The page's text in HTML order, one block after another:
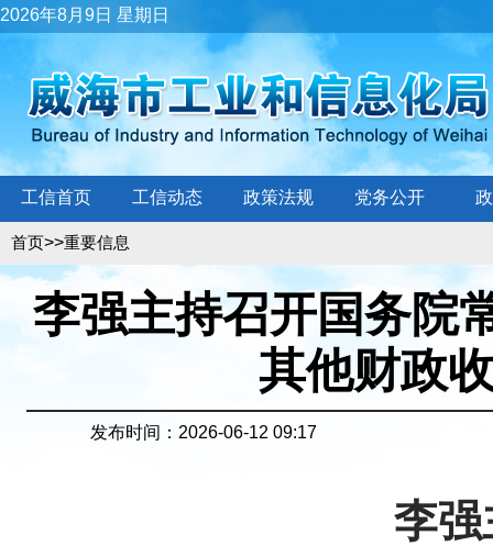
2026年8月9日 星期日
工信首页 工信动态 政策法规 党务公开
首页>>重要信息
李强主持召开国务院
其他财政
发布时间：2026-06-12 09:17
李强